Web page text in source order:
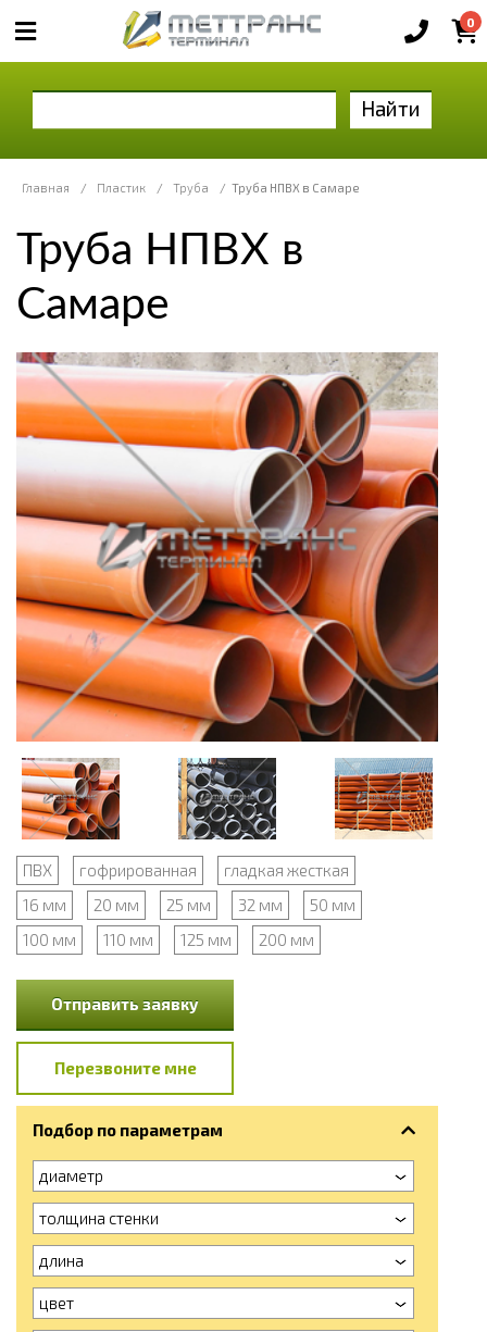
0
Найти
Главная / Пластик / Труба / Труба НПВХ в Самаре
Труба НПВХ в
Самаре
ПВХ гофрированная
гладкая жесткая
16 мм
20 мм 25 мм 32 мм
50 мм
100 мм
110 мм 125 мм 200 мм
Отправить заявку
Перезвоните мне
Подбор по параметрам
диаметр
толщина стенки
длина
цвет